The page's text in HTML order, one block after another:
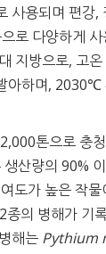
사용되며 편강,
로 다양하게
지방으로, 고
아하며, 20­30℃
톤으로 충
산량의 90%
도가 높은 작
종의 병해가 기
해는 Pythium